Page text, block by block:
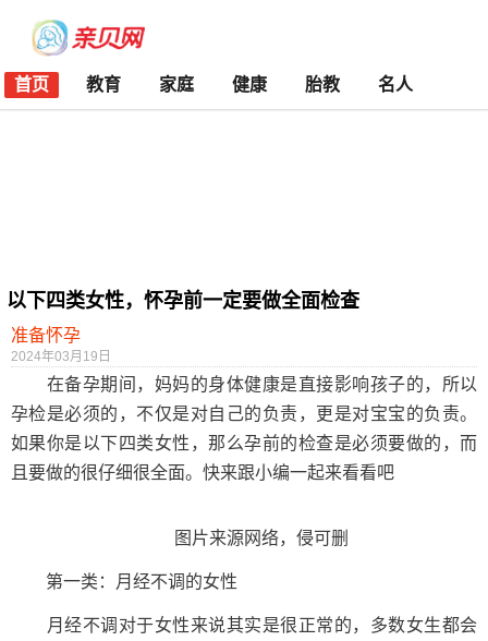
首页 教育 家庭 健康 胎教 名人
以下四类女性，怀孕前一定要做全面检查
准备怀孕
2024年03月19日
在备孕期间，妈妈的身体健康是直接影响孩子的，所以
孕检是必须的，不仅是对自己的负责，更是对宝宝的负责。
如果你是以下四类女性，那么孕前的检查是必须要做的，而
且要做的很仔细很全面。快来跟小编一起来看看吧
图片来源网络，侵可删
第一类：月经不调的女性
月经不调对于女性来说其实是很正常的，多数女生都会